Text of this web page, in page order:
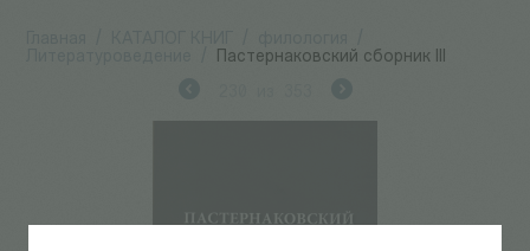
Пастернаковский сборник III